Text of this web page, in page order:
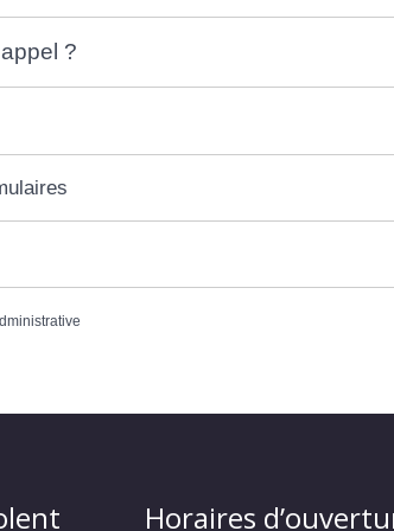
?
Horaires